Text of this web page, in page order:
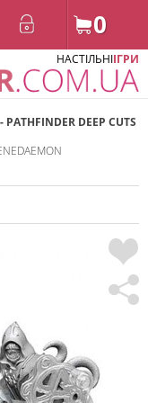
0
НАСТІЛЬНІІГРИ
DEEP CUTS